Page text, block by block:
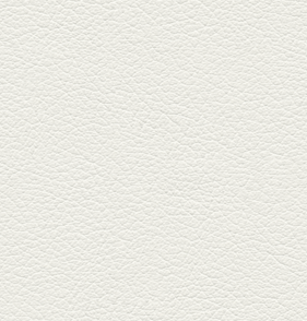
＆カツオの藁焼き
三年坂通りのビル２階「焼鳥こ
ろころ」はオシャレな店構えで
炭火...
2025年2月28日放送
踊る車海老＆あか牛串 ウ
ニとキャビア乗せ
ホテル日航熊本の裏、創作串揚
げの新たな店「串ハル」へ「銀
しろ...
2025年2月7日放送
マグロのレアカツ＆合鴨
とカブのゆず煮